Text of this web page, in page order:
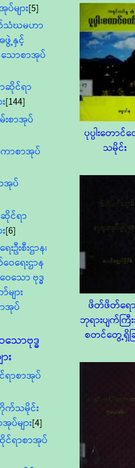
ပ်များ[5]
သံဃမဟာ
နှင့်
ာစာအုပ်
ဆိုင်ရာ
[144]
းစာအုပ်
ာစာအုပ်
အုပ်
င်ရာ
[6]
ဦးစီးဌာန၊
ရေးဌာန
သော ဗုဒ္ဓ
ျား
အုပ်
ောဗုဒ္ဓ
း
ရာစာအုပ်
က်သမိုင်း
ပ်များ[4]
င်ရာစာအုပ်
ပုပ္ပါးတောင်
သမိုင်း
ဖိတ်ဖိတ်ရေ
ဘုရားပျက်ကြီ
စတင်တွေ့ရှိခ